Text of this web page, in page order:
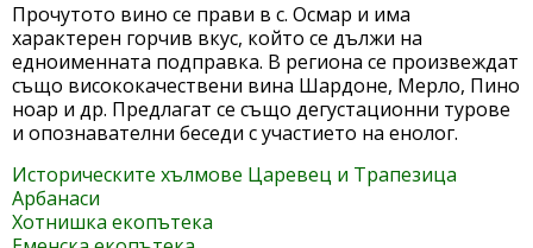
Прочутото вино се прави в с. Осмар и има
характерен горчив вкус, който се дължи на
едноименната подправка. В региона се произвеждат
също висококачествени вина Шардоне, Мерло, Пино
ноар и др. Предлагат се също дегустационни турове
и опознавателни беседи с участието на енолог.
Историческите хълмове Царевец и Трапезица
Арбанаси
Хотнишка екопътека